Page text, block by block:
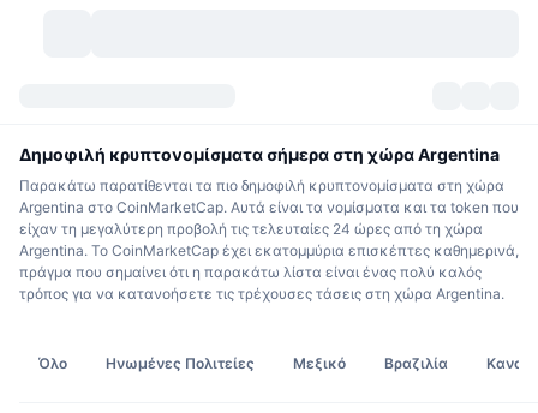
Κατάταξη
Κατηγορίες
Ξεκλειδώματα token
Αγορές
Επισκόπηση αγοράς
Αριθμός κρυπτονομισμάτων
DexScan
Σήματα New
Νέο
Ανταλλακτήρια
Spot
Ροές
API
Δημοφιλή κρυπτονομίσματα σήμερα στη χώρα Argentina
Παρακάτω παρατίθενται τα πιο δημοφιλή κρυπτονομίσματα στη χώρα
Argentina στο CoinMarketCap. Αυτά είναι τα νομίσματα και τα token που
είχαν τη μεγαλύτερη προβολή τις τελευταίες 24 ώρες από τη χώρα
Argentina. Το CoinMarketCap έχει εκατομμύρια επισκέπτες καθημερινά,
πράγμα που σημαίνει ότι η παρακάτω λίστα είναι ένας πολύ καλός
τρόπος για να κατανοήσετε τις τρέχουσες τάσεις στη χώρα Argentina.
Όλο Ηνωμένες Πολιτείες Μεξικό Βραζιλία